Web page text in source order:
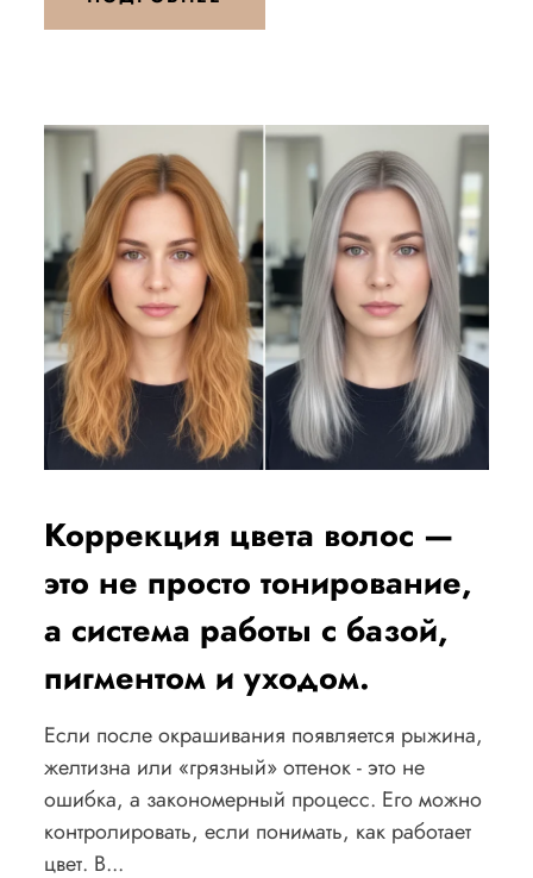
Коррекция цвета волос —
это не просто тонирование,
а система работы с базой,
пигментом и уходом.
Если после окрашивания появляется рыжина,
желтизна или «грязный» оттенок - это не
ошибка, а закономерный процесс. Его можно
контролировать, если понимать, как работает
цвет. В...